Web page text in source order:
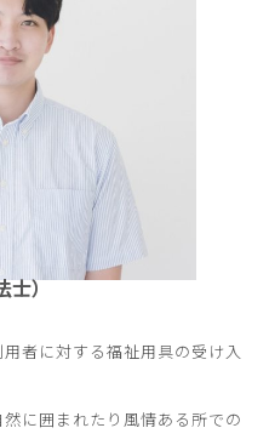
）
者に対する福祉用具の受け入
に囲まれたり風情ある所での